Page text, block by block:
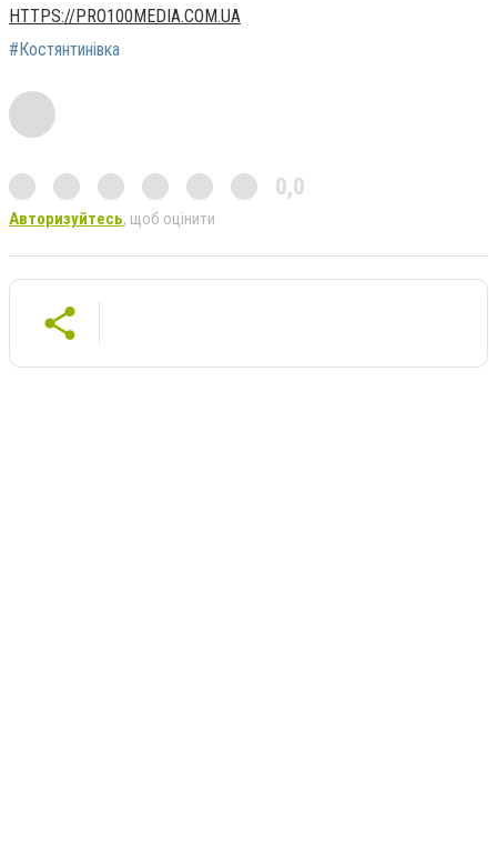
HTTPS://PRO100MEDIA.COM.UA
#Костянтинівка
0,0
Авторизуйтесь, щоб оцінити